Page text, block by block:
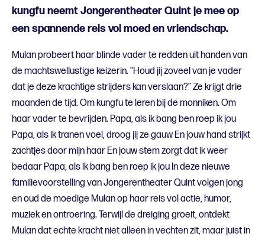
kungfu neemt Jongerentheater Quint je mee op
een spannende reis vol moed en vriendschap.
Mulan probeert haar blinde vader te redden uit handen van
de machtswellustige keizerin. “Houd jij zoveel van je vader
dat je deze krachtige strijders kan verslaan?” Ze krijgt drie
maanden de tijd. Om kungfu te leren bij de monniken. Om
haar vader te bevrijden. Papa, als ik bang ben roep ik jou
Papa, als ik tranen voel, droog jij ze gauw En jouw hand strijkt
zachtjes door mijn haar En jouw stem zorgt dat ik weer
bedaar Papa, als ik bang ben roep ik jou In deze nieuwe
familievoorstelling van Jongerentheater Quint⁠ volgen jong
en oud de moedige Mulan op haar reis vol actie, humor,
muziek en ontroering. Terwijl de dreiging groeit, ontdekt
Mulan dat echte kracht niet alleen in vechten zit, maar juist in